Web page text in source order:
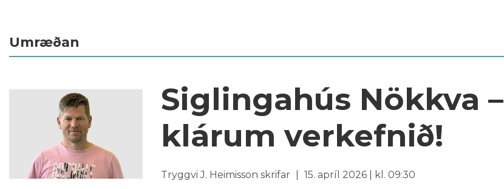
Umræðan
Siglingahús Nökkva –
klárum verkefnið!
Tryggvi J. Heimisson skrifar 15. apríl 2026 | kl. 09:30